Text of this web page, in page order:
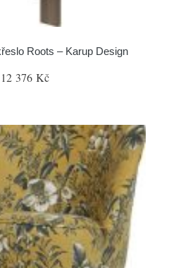
Roots – Karup Design
12 376 Kč